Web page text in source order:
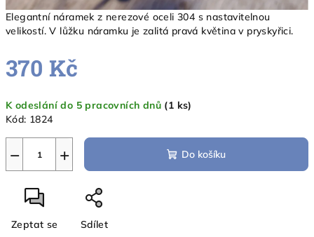
Elegantní náramek z nerezové oceli 304 s nastavitelnou
velikostí. V lůžku náramku je zalitá pravá květina v pryskyřici.
370 Kč
cena:
K odeslání do 5 pracovních dnů (1 ks)
Kód: 1824
+
− Do košíku
Zeptat se Sdílet